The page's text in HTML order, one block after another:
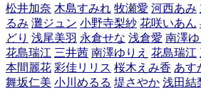
松井加奈 木島すみれ 牧瀬愛 河西あみ
るみ 灘ジュン 小野寺梨紗 花咲いあん
どり 浅尾美羽 永倉せな 浅倉愛 南澤ゆ
花島瑞江 三井茜 南澤ゆりえ 花島瑞江
本間麗花 彩佳リリス 桜木えみ香 あす
舞坂仁美 小川めるる 堤さやか 浅田結